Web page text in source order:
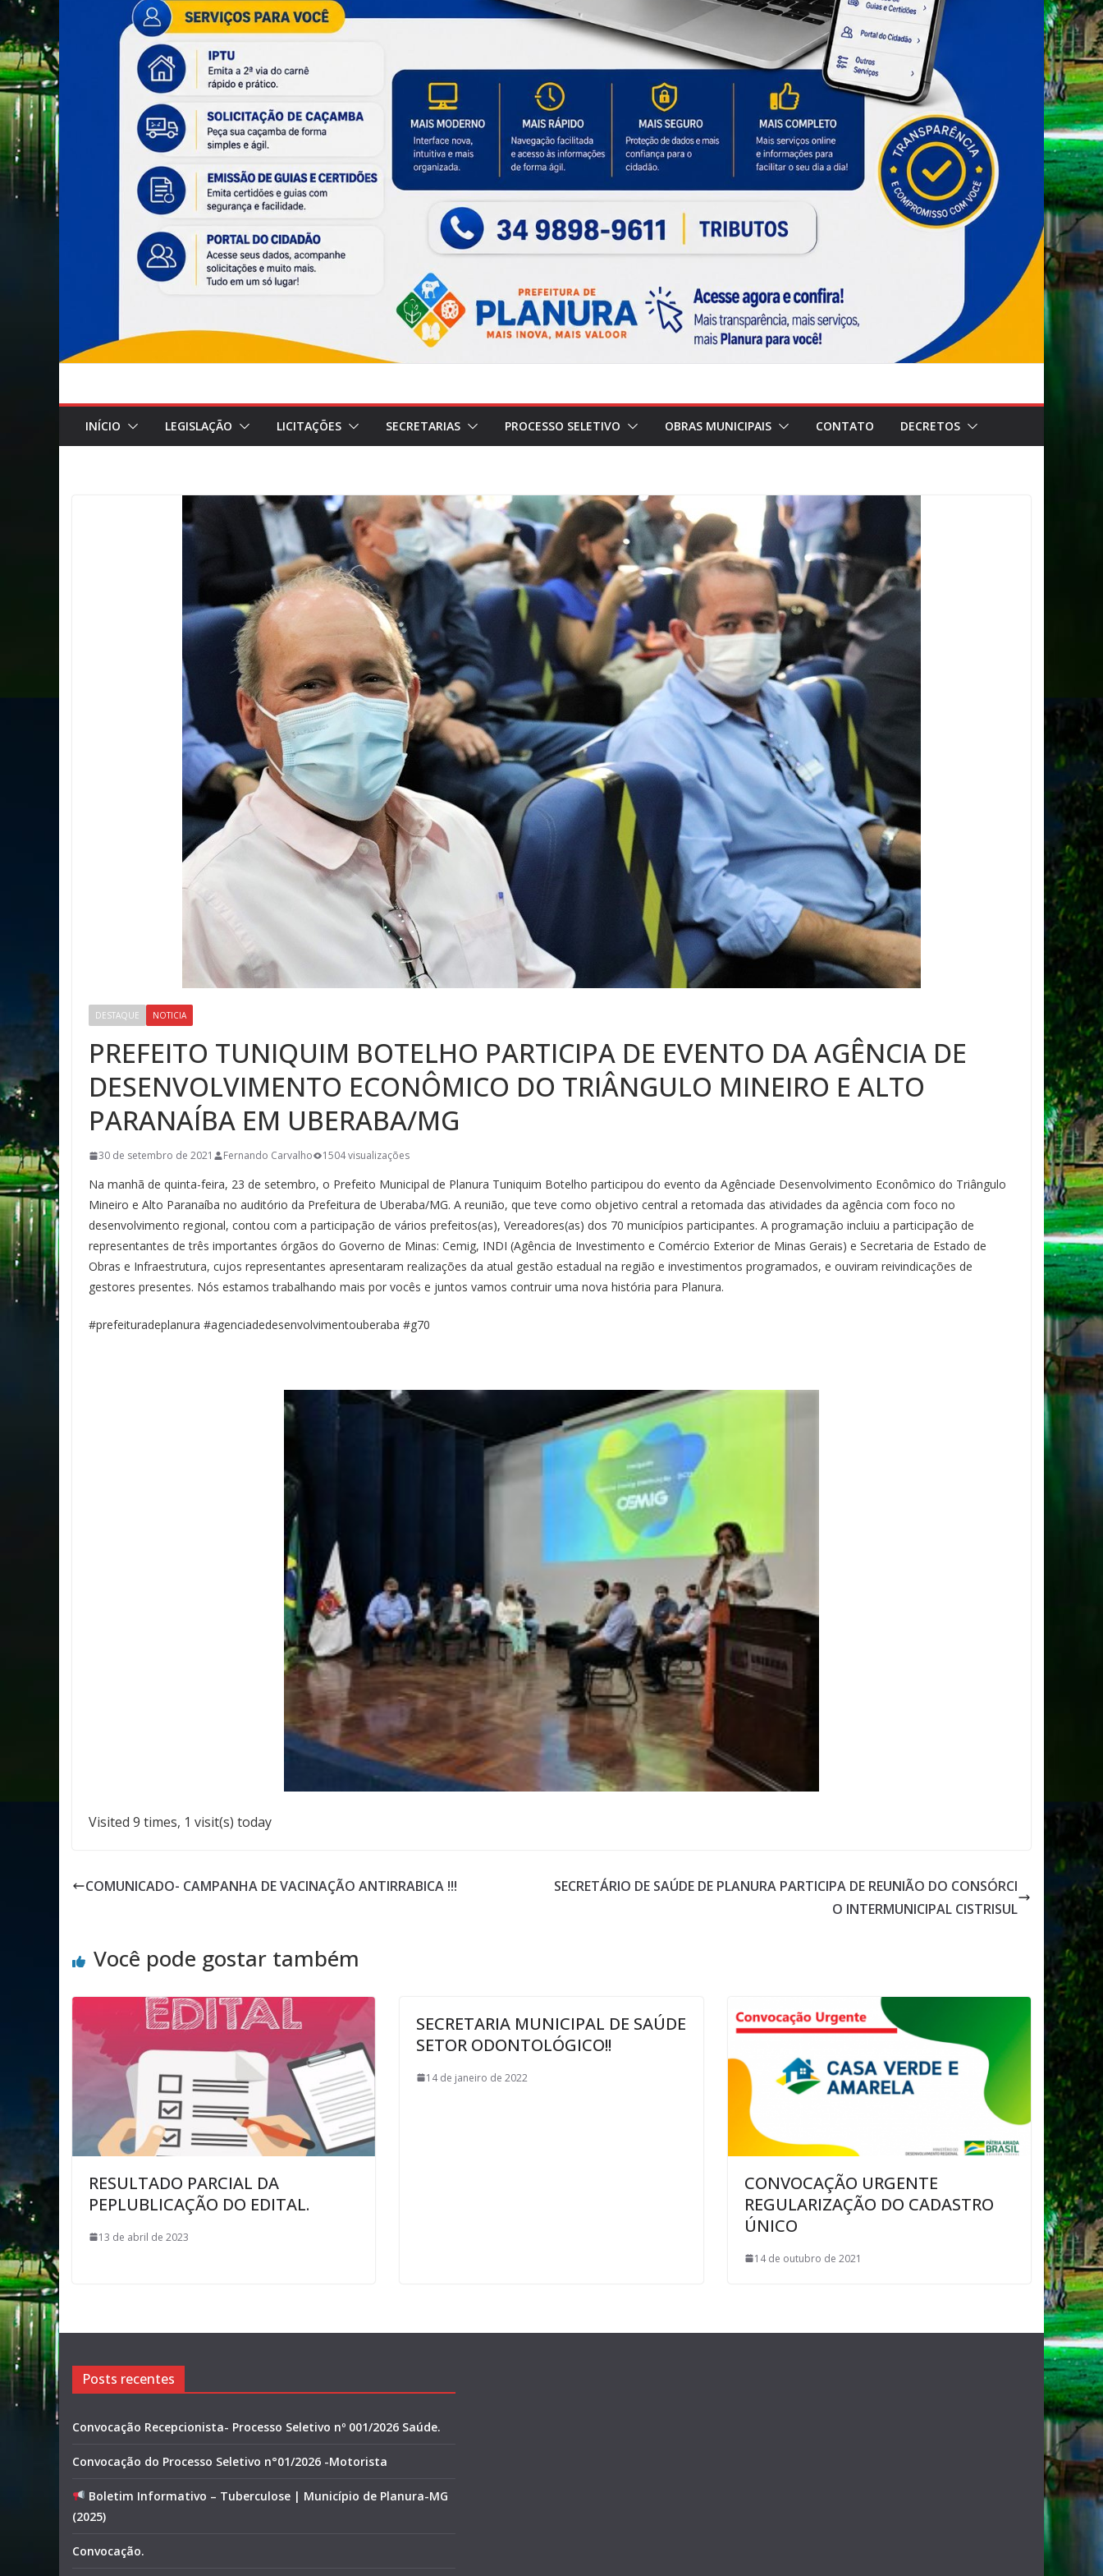
INÍCIO LEGISLAÇÃO LICITAÇÕES SECRETARIAS PROCESSO SELETIVO OBRAS MUNICIPAIS CONTATO DECRETOS
DESTAQUE NOTICIA
PREFEITO TUNIQUIM BOTELHO PARTICIPA DE EVENTO DA AGÊNCIA DE
DESENVOLVIMENTO ECONÔMICO DO TRIÂNGULO MINEIRO E ALTO
PARANAÍBA EM UBERABA/MG
30 de setembro de 2021 Fernando Carvalho 1504 visualizações
Na manhã de quinta-feira, 23 de setembro, o Prefeito Municipal de Planura Tuniquim Botelho participou do evento da Agênciade Desenvolvimento Econômico do Triângulo
Mineiro e Alto Paranaíba no auditório da Prefeitura de Uberaba/MG. A reunião, que teve como objetivo central a retomada das atividades da agência com foco no
desenvolvimento regional, contou com a participação de vários prefeitos(as), Vereadores(as) dos 70 municípios participantes. A programação incluiu a participação de
representantes de três importantes órgãos do Governo de Minas: Cemig, INDI (Agência de Investimento e Comércio Exterior de Minas Gerais) e Secretaria de Estado de
Obras e Infraestrutura, cujos representantes apresentaram realizações da atual gestão estadual na região e investimentos programados, e ouviram reivindicações de
gestores presentes. Nós estamos trabalhando mais por vocês e juntos vamos contruir uma nova história para Planura.
#prefeituradeplanura #agenciadedesenvolvimentouberaba #g70
Visited 9 times, 1 visit(s) today
COMUNICADO- CAMPANHA DE VACINAÇÃO ANTIRRABICA !!!
SECRETÁRIO DE SAÚDE DE PLANURA PARTICIPA DE REUNIÃO DO CONSÓRCI
O INTERMUNICIPAL CISTRISUL
Você pode gostar também
RESULTADO PARCIAL DA
PEPLUBLICAÇÃO DO EDITAL.
13 de abril de 2023
SECRETARIA MUNICIPAL DE SAÚDE
SETOR ODONTOLÓGICO!!
14 de janeiro de 2022
CONVOCAÇÃO URGENTE
REGULARIZAÇÃO DO CADASTRO
ÚNICO
14 de outubro de 2021
Posts recentes
Convocação Recepcionista- Processo Seletivo nº 001/2026 Saúde.
Convocação do Processo Seletivo n°01/2026 -Motorista
Boletim Informativo – Tuberculose | Município de Planura-MG
(2025)
Convocação.